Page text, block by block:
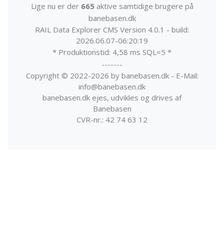
Lige nu er der 665aktive samtidige brugere på
banebasen.dk
RAIL Data Explorer CMS Version 4.0.1 - build:
2026.06.07-06:20:19
* Produktionstid: 4,58 ms SQL=5 *
-------
Copyright © 2022-2026 by banebasen.dk - E-Mail:
info@banebasen.dk
banebasen.dk ejes, udvikles og drives af
Banebasen
CVR-nr.: 42 74 63 12